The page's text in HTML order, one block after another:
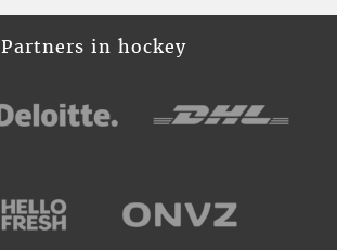
Partners in hockey